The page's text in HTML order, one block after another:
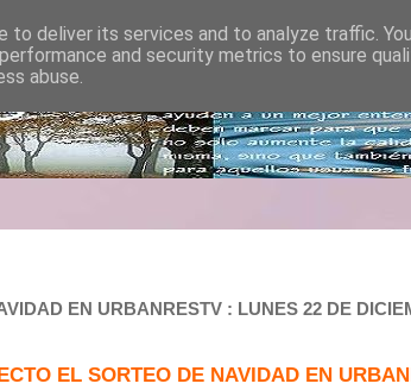
EN URBANRESTV : LUNES 22 DE
EL SORTEO DE NAVIDAD EN
to deliver its services and to analyze traffic.
and security metrics to ensure
abuse.